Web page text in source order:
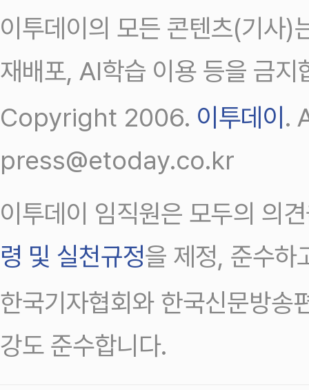
이투데이의 모든 콘텐츠(기사)
재배포, AI학습 이용 등을 금지
Copyright 2006. 이투데이 .
press@etoday.co.kr
이투데이 임직원은 모두의 의
령 및 실천규정을 제정, 준수하
한국기자협회와 한국신문방송
강도 준수합니다.